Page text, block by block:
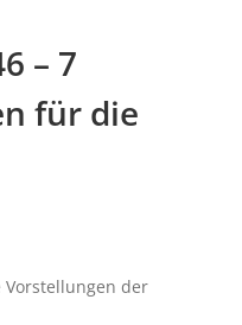
– 7
für die
Vorstellungen der